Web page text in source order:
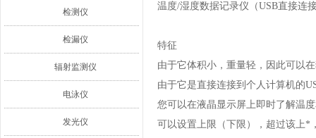
检测仪
检漏仪
辐射监测仪
电泳仪
发光仪
温度/湿度数据记录仪（USB直接连
特征
由于它体积小，重量轻，因此可以
由于它是直接连接到个人计算机的
您可以在液晶显示屏上即时了解温
可以设置上限（下限），超过该上*